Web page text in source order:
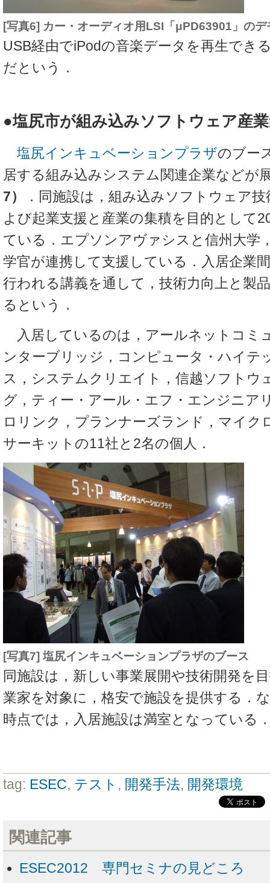
[写真6] カー・オーディオ用LSI「μPD63901」の
USB経由でiPodの音楽データを再生でき
だという．
●塩尻市が組み込みソフトウェア産
塩尻インキュベーションプラザのブー
居する組み込みシステム関連企業などが
7）
．同施設は，組み込みソフトウェア
よび起業支援と産業の集積を目的として
ている．エプソンアヴァシスと信州大学
学官が連携して支援している．入居企業
行われる講義を通して，技術力向上と製
るという．
入居しているのは，アールネットコミ
ンターブリッジ，コンピュータ・ハイテ
ス，システムクリエイト，信越ソフトウ
グ，ティー・アール・エフ・エンジニア
ロリンク，プランナーズランド，マイク
サーキットの11社と2名の個人．
[写真7] 塩尻インキュベーションプラザのブース
同施設は，新しい事業展開や技術開発を
業家を対象に，格安で施設を提供する．
時点では，入居施設は満室となっている
tag: ESEC, テスト , 開発手法, 開発環境
関連記事
ESEC2012 専門セミナの見どころ